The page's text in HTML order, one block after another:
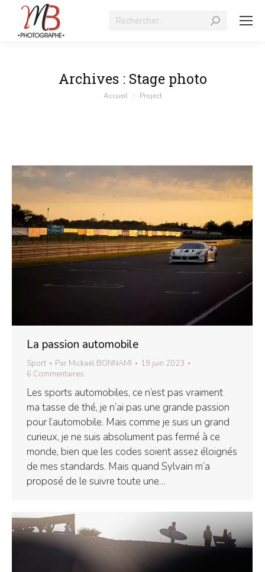
Recherche
Archives : Stage photo
Vous êtes ici :
Accueil Project
La passion automobile
Sport Par Mickaël BONNAMI
19 juin 2023
6 Commentaires
Les sports automobiles, ce n’est pas vraiment
ma tasse de thé, je n’ai pas une grande passion
pour l’automobile. Mais comme je suis un grand
curieux, je ne suis absolument pas fermé à ce
monde, bien que les codes soient assez éloignés
de mes standards. Mais quand Sylvain m’a
proposé de le suivre toute une…